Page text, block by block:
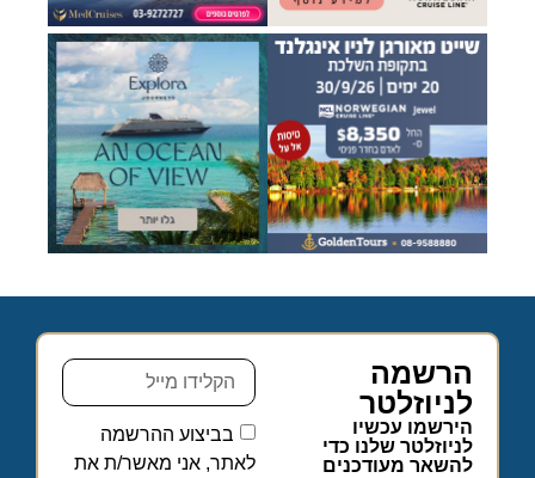
הרשמה
לניוזלטר
הירשמו עכשיו
לניוזלטר שלנו כדי
להשאר מעודכנים
בביצוע ההרשמה
לאתר, אני מאשר/ת את